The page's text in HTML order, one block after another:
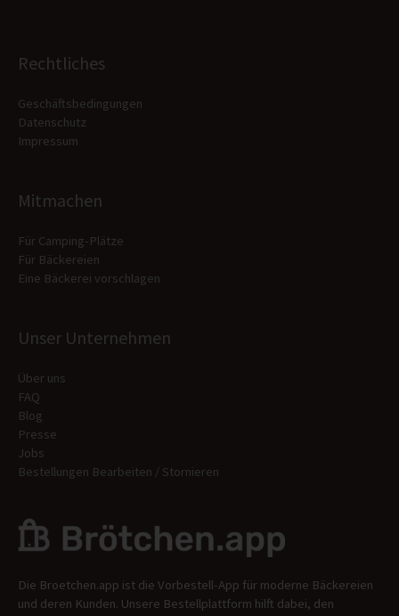
Rechtliches
Geschäftsbedingungen
Datenschutz
Impressum
Mitmachen
Für Camping-Plätze
Für Bäckereien
Eine Bäckerei vorschlagen
Unser Unternehmen
Über uns
FAQ
Blog
Presse
Jobs
Bestellungen Bearbeiten / Stornieren
Die Broetchen.app ist die Vorbestell-App für moderne Bäckereien
und deren Kunden. Unsere Bestellplattform hilft dabei, den